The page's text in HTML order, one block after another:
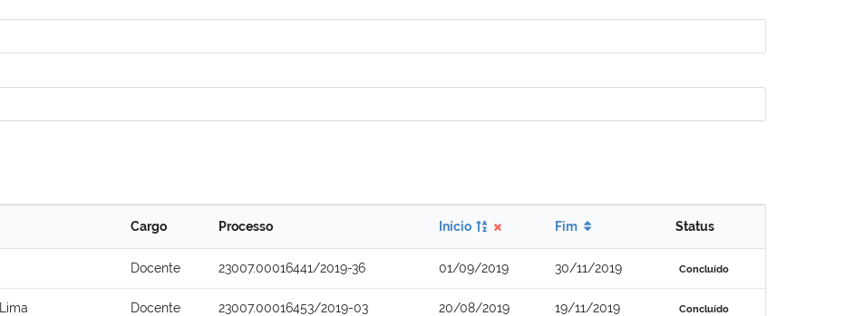
Cargo Processo Início Fim Status
Docente 23007.00016441/2019-36 01/09/2019 30/11/2019 Concluído
Docente 23007.00016453/2019-03 20/08/2019 19/11/2019 Concluído